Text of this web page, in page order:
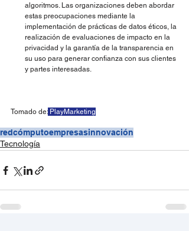
algoritmos. Las organizaciones deben abordar
estas preocupaciones mediante la
implementación de prácticas de datos éticos, la
realización de evaluaciones de impacto en la
privacidad y la garantía de la transparencia en
su uso para generar confianza con sus clientes
y partes interesadas.
Tomado de: PlayMarketing
redcómputoempresasinnovación
Tecnología